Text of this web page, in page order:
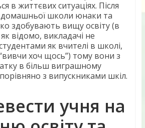
в життєвих ситуаціях. Після
домашньої школи юнаки та
здобувають вищу освіту (в
як відомо, викладачі не
як вчителі в школі,
хоч щось”) тому вони з
в більш виграшному
з випускниками шкіл.
учня на